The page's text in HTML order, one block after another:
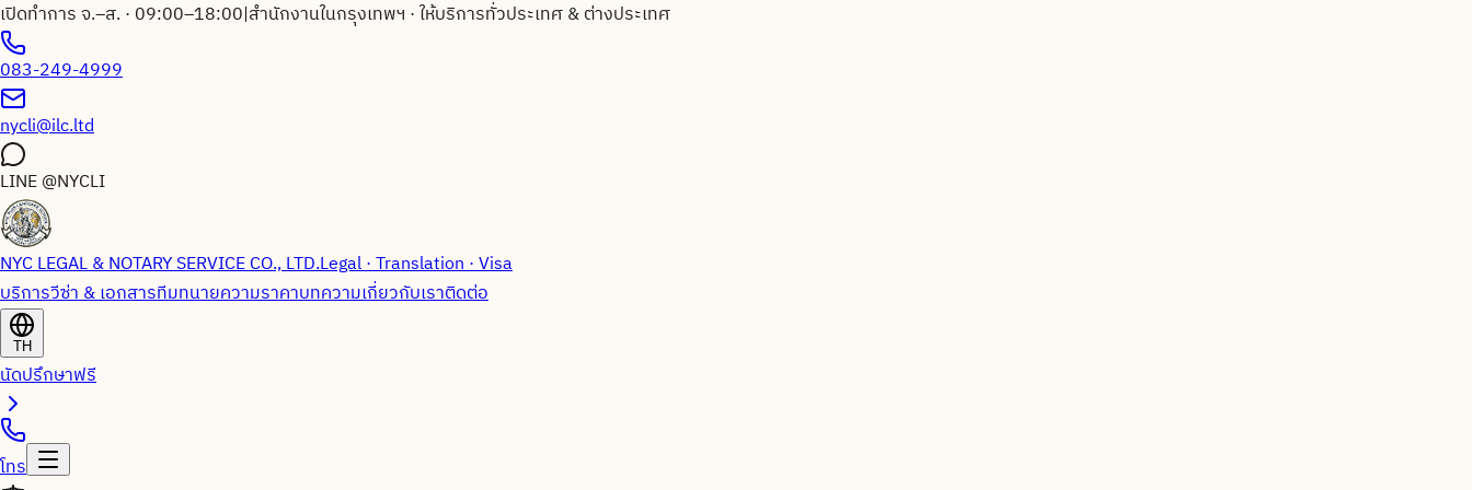
เปิดทำการ จ.–ส. · 09:00–18:00|สำนักงานในกรุงเทพฯ · ให้บริการทั่วประเทศ & ต่างประเทศ
083-249-4999
nycli@ilc.ltd
LINE@NYCLI
NYC LEGAL & NOTARY SERVICE CO., LTD.Legal · Translation · Visa
บริการวีซ่า & เอกสารทีมทนายความราคาบทความเกี่ยวกับเราติดต่อ
TH
นัดปรึกษาฟรี
โทร